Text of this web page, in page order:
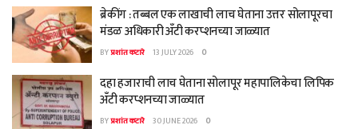
ब्रेकींग : तब्बल एक लाखाची लाच घेताना उत्तर सोलापूरचा
मंडळ अधिकारी अँटी करप्शनच्या जाळ्यात
BYप्रशांत कटारे 13 JULY 2026 0
दहा हजाराची लाच घेताना सोलापूर महापालिकेचा लिपिक
अँटी करप्शनच्या जाळ्यात
BYप्रशांत कटारे 30 JUNE 2026 0